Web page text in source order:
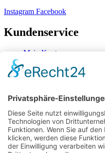
Instagram Facebook
Kundenservice
Mein Konto
Zahlung & Versand
Widerrufsbelehrung
Mein Konto
Kontakt
Zahlung & Versand
Widerrufsbelehrung
Vertrag Widerrufen